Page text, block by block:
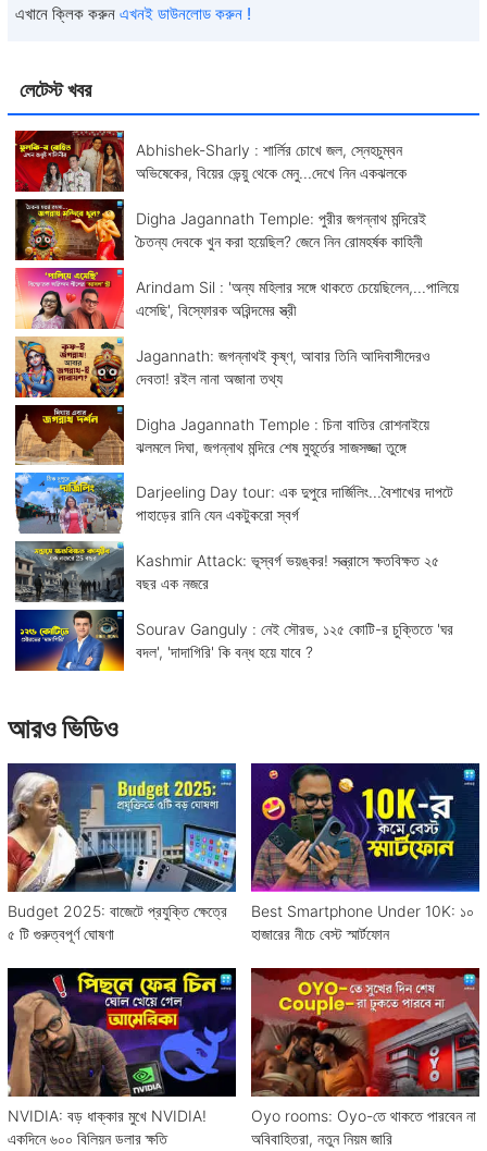
লেটেস্ট খবর
Abhishek-Sharly : শার্লির চোখে জল, স্নেহচুম্বন
অভিষেকের, বিয়ের ভেন্য়ু থেকে মেনু...দেখে নিন একঝলকে
Digha Jagannath Temple: পুরীর জগন্নাথ মন্দিরেই
চৈতন্য দেবকে খুন করা হয়েছিল? জেনে নিন রোমহর্ষক কাহিনী
Arindam Sil : 'অন্য মহিলার সঙ্গে থাকতে চেয়েছিলেন,...পালিয়ে
এসেছি', বিস্ফোরক অরিন্দমের স্ত্রী
Jagannath: জগন্নাথই কৃষ্ণ, আবার তিনি আদিবাসীদেরও
দেবতা! রইল নানা অজানা তথ্য
Digha Jagannath Temple : চিনা বাতির রোশনাইয়ে
ঝলমলে দিঘা, জগন্নাথ মন্দিরে শেষ মুহূর্তের সাজসজ্জা তুঙ্গে
Darjeeling Day tour: এক দুপুরে দার্জিলিং...বৈশাখের দাপটে
পাহাড়ের রানি যেন একটুকরো স্বর্গ
Kashmir Attack: ভূস্বর্গ ভয়ঙ্কর! সন্ত্রাসে ক্ষতবিক্ষত ২৫
বছর এক নজরে
Sourav Ganguly : নেই সৌরভ, ১২৫ কোটি-র চুক্তিতে 'ঘর
বদল', 'দাদাগিরি' কি বন্ধ হয়ে যাবে ?
এখানে ক্লিক করুন এখনই ডাউনলোড করুন !
আরও ভিডিও
Budget 2025: বাজেটে প্রযুক্তি ক্ষেত্রে
৫ টি গুরুত্বপূর্ণ ঘোষণা
Best Smartphone Under 10K: ১০
হাজারের নীচে বেস্ট স্মার্টফোন
NVIDIA: বড় ধাক্কার মুখে NVIDIA!
একদিনে ৬০০ বিলিয়ন ডলার ক্ষতি
Oyo rooms: Oyo-তে থাকতে পারবেন না
অবিবাহিতরা, নতুন নিয়ম জারি